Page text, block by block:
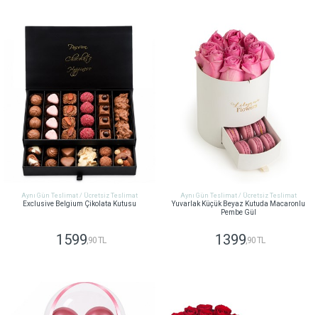
Aynı Gün Teslimat / Ücretsiz Teslimat
Exclusive Belgium Çikolata Kutusu
1599,90 TL
Aynı Gün Teslimat / Ücretsiz Teslimat
Yuvarlak Küçük Beyaz Kutuda Macaronlu
Pembe Gül
1399,90 TL